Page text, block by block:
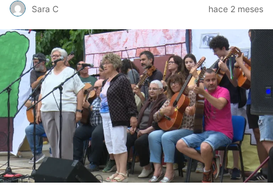
Sara C hace 2 meses